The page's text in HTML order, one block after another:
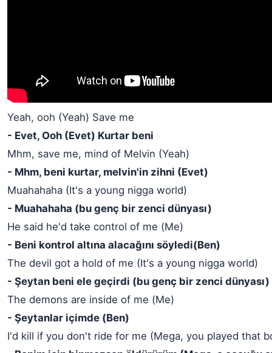
Yeah, ooh (Yeah) Save me
- Evet, Ooh (Evet) Kurtar beni
Mhm, save me, mind of Melvin (Yeah)
- Mhm, beni kurtar, melvin'in zihni (Evet)
Muahahaha (It's a young nigga world)
- Muahahaha (bu genç bir zenci dünyası)
He said he'd take control of me (Me)
- Beni kontrol altına alacağını söyledi(Ben)
The devil got a hold of me (It's a young nigga world)
- Şeytan beni ele geçirdi (bu genç bir zenci dünyası)
The demons are inside of me (Me)
- Şeytanlar içimde (Ben)
I'd kill if you don't ride for me (Mega, you played that